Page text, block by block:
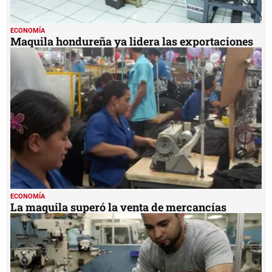
ECONOMÍA
Maquila hondureña ya lidera las exportaciones
ECONOMÍA
La maquila superó la venta de mercancías